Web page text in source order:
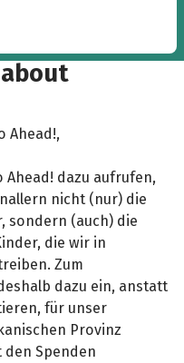
Ahead!,
Ahead! dazu aufrufen,
nicht (nur) die
sondern (auch) die
die wir in
Zum
dazu ein, anstatt
für unser
Provinz
den Spenden